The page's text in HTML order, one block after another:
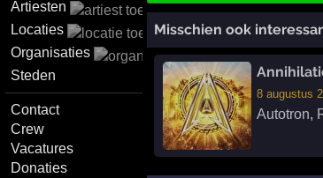
Artiesten
Locaties
Organisaties
Steden
Contact
Crew
Vacatures
Donaties
Misschien ook
8 augustus
Autotron,